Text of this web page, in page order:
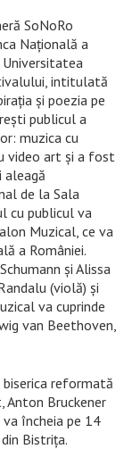
SoNoRo
Națională a
intitulată
și poezia pe
publicul a
muzica cu
video art și a fost
aleagă
de la Sala
cu publicul va
Muzical, ce va
a României.
și Alissa
(violă) și
va cuprinde
van Beethoven,
reformată
Anton Bruckener
va încheia pe 14
Bistrița.